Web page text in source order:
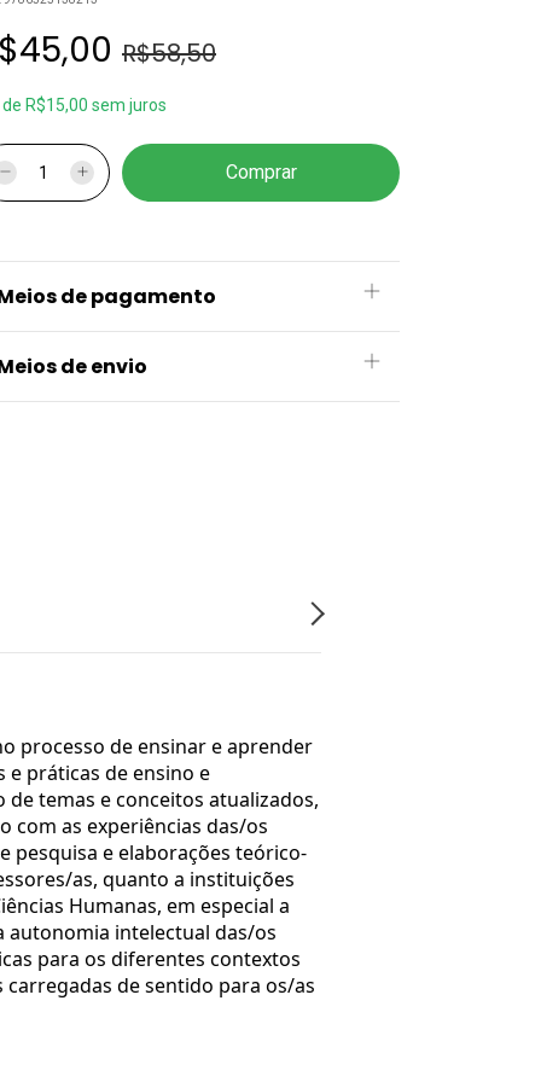
R$58,50
de R$15,00 sem juros
de pagamento
de envio
processo de ensinar e aprender
práticas de ensino e
temas e conceitos atualizados,
com as experiências das/os
pesquisa e elaborações teórico-
as, quanto a instituições
Humanas, em especial a
autonomia intelectual das/os
para os diferentes contextos
de sentido para os/as